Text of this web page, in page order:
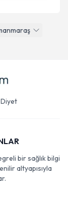
bir sağlık bilgi
altyapısıyla